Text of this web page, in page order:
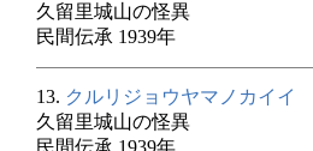
久留里城山の怪異
民間伝承 1939年
13. クルリジョウヤマノカイイ
久留里城山の怪異
民間伝承 1939年